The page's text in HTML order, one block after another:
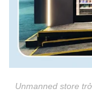
Unmanned store